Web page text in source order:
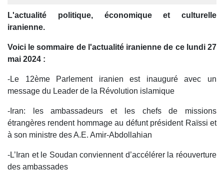
28
seconds
L'actualité politique, économique et culturelle
iranienne.
Voici le sommaire de l'actualité iranienne de ce lundi 27
mai 2024 :
-Le 12ème Parlement iranien est inauguré avec un
message du Leader de la Révolution islamique
-Iran: les ambassadeurs et les chefs de missions
étrangères rendent hommage au défunt président Raïssi et
à son ministre des A.E. Amir-Abdollahian
-L’Iran et le Soudan conviennent d’accélérer la réouverture
des ambassades